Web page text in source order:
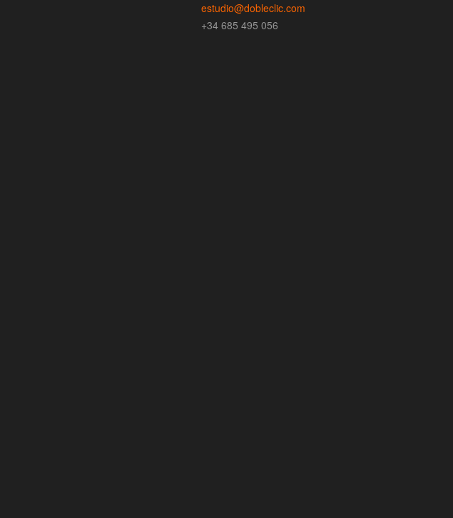
estudio@dobleclic.com
+34 685 495 056